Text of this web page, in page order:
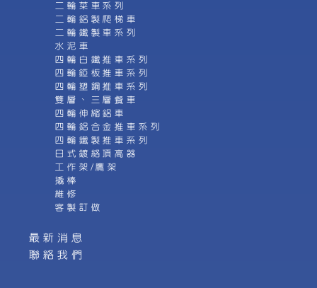
二輪菜車系列
二輪鋁製爬梯車
二輪鐵製車系列
水泥車
四輪白鐵推車系列
四輪錏板推車系列
四輪塑鋼推車系列
雙層、三層餐車
四輪伸縮鋁車
四輪鋁合金推車系列
四輪鐵製推車系列
日式鍍絡頂高器
工作架/鷹架
撬棒
維修
客製訂做
最新消息
聯絡我們